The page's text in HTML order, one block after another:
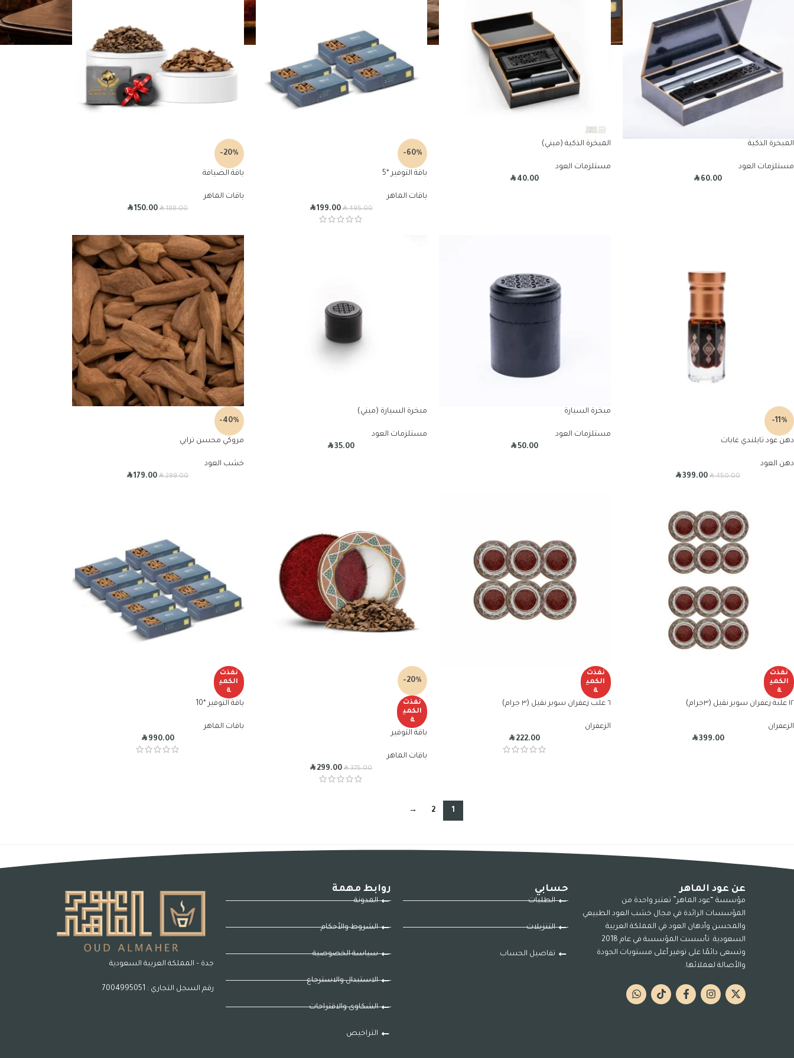
المبخرة الذكية
مستلزمات العود
R60.00
المبخرة الذكية (ميني)
مستلزمات العود
R40.00
-60%
باقة التوفير *5
باقات الماهر
R495.00
R199.00
-20%
باقة الضيافة
باقات الماهر
R188.00
R150.00
-11%
دهن عود تايلندي غابات
دهن العود
R450.00
R399.00
مبخرة السيارة
مستلزمات العود
R50.00
مبخرة السيارة (ميني)
مستلزمات العود
R35.00
-40%
مروكي محسن ترابي
خشب العود
R299.00
R179.00
نفذت
الكمي
ة
١٢ علبة زعفران سوبر نقيل (٣جرام)
الزعفران
R399.00
نفذت
الكمي
ة
٦ علب زعفران سوبر نقيل (٣ جرام)
الزعفران
R222.00
-20%
نفذت
الكمي
ة
باقة التوفير
باقات الماهر
R375.00
R299.00
نفذت
الكمي
ة
باقة التوفير *10
باقات الماهر
R990.00
1
2
→
عن عود الماهر
مؤسسة “عود الماهر” تعتبر واحدة من
المؤسسات الرائدة في مجال خشب العود الطبيعي
والمحسن وأدهان العود في المملكة العربية
السعودية. تأسست المؤسسة في عام 2018
وتسعى دائمًا على توفير أعلى مستويات الجودة
والأصالة لعملائها.
حسابي
الطلبات
التنزيلات
تفاصيل الحساب
روابط مهمة
المدونة
الشروط والأحكام
سياسة الخصوصية
الاستبدال والاسترجاع
الشكاوى والاقتراحات
التراخيص
جدة – المملكة العربية السعودية
رقم السجل التجاري : 7004995051